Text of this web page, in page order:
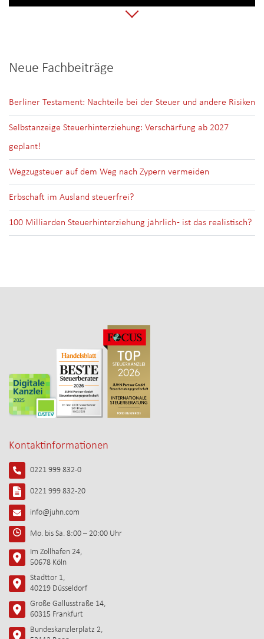
Neue Fachbeiträge
Berliner Testament: Nachteile bei der Steuer und andere Risiken
Selbstanzeige Steuerhinterziehung: Verschärfung ab 2027
geplant!
Wegzugsteuer auf dem Weg nach Zypern vermeiden
Erbschaft im Ausland steuerfrei?
100 Milliarden Steuerhinterziehung jährlich - ist das realistisch?
Kontaktinformationen
0221 999 832-0
0221 999 832-20
info@juhn.com
Mo. bis Sa. 8:00 – 20:00 Uhr
Im Zollhafen 24,
50678 Köln
Stadttor 1,
40219 Düsseldorf
Große Gallusstraße 14,
60315 Frankfurt
Bundeskanzlerplatz 2,